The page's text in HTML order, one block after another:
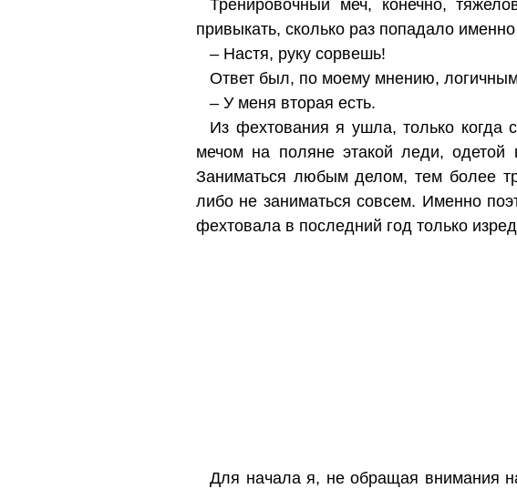
Тренировочный меч, конечно,
привыкать, сколько раз попадало
– Настя, руку сорвешь!
Ответ был, по моему мнению,
– У меня вторая есть.
Из фехтования я ушла, только когда
мечом на поляне этакой леди,
Заниматься любым делом, тем более
либо не заниматься совсем. Именно
фехтовала в последний год только
Для начала я, не обращая внимания